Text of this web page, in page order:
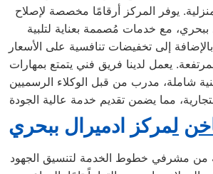
يوفر المركز أرقامًا مخصصة لإصلاح
ببحري، مع خدمات مُصممة بعناية لتلبية
بالإضافة إلى تخفيضات تنافسية على الأسعار
يعمل لدينا فريق فني يتمتع بمهارات
شاملة، مدرب من قبل الوكلاء الرسميين
لمركز ادميرال ببحري
من مشرفي خطوط الخدمة لتنسيق الجهود